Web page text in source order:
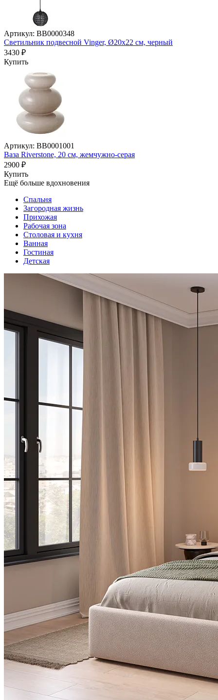
Артикул: BB0000348
Светильник подвесной Vinger, Ø20х22 см, черный
3430 ₽
Купить
Артикул: BB0001001
Ваза Riverstone, 20 см, жемчужно-серая
2900 ₽
Купить
Ещё больше вдохновения
Спальня
Загородная жизнь
Прихожая
Рабочая зона
Столовая и кухня
Ванная
Гостиная
Детская